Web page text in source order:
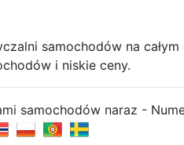
samochodów na
i niskie ceny.
samochodów naraz -